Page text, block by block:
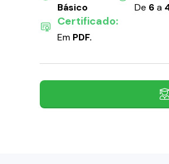
Básico De 6a
Certificado:
Em PDF.